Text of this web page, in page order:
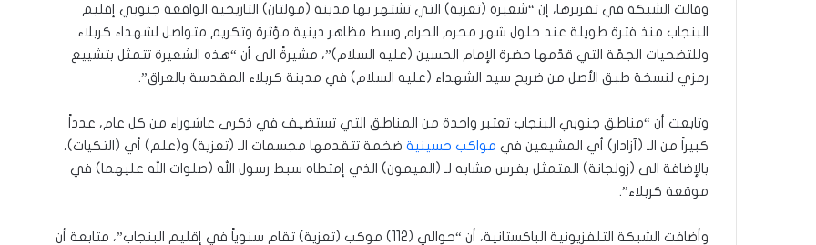
وقالت الشبكة في تقريرها، إن “شعيرة (تعزية) التي تشتهر بها مدينة (مولتان) التاريخية الواقعة جنوبي إقليم
البنجاب منذ فترة طويلة عند حلول شهر محرم الحرام وسط مظاهر دينية مؤثرة وتكريم متواصل لشهداء كربلاء
وللتضحيات الجمّة التي قدّمها حضرة الإمام الحسين (عليه السلام)”، مشيرةً الى أن “هذه الشعيرة تتمثل بتشييع
رمزي لنسخة طبق الأصل من ضريح سيد الشهداء (عليه السلام) في مدينة كربلاء المقدسة بالعراق”.
وتابعت أن “مناطق جنوبي البنجاب تعتبر واحدة من المناطق التي تستضيف في ذكرى عاشوراء من كل عام، عدداً
كبيراً من الـ (آزادار) أي المشيعين في مواكب حسينية ضخمة تتقدمها مجسمات الـ (تعزية) و(علم) أي (التكيات)،
بالإضافة الى (زولجانة) المتمثل بفرس مشابه لـ (الميمون) الذي إمتطاه سبط رسول الله (صلوات الله عليهما) في
موقعة كربلاء”.
وأضافت الشبكة التلفزيونية الباكستانية، أن “حوالي (112) موكب (تعزية) تقام سنوياً في إقليم البنجاب”، متابعة أن